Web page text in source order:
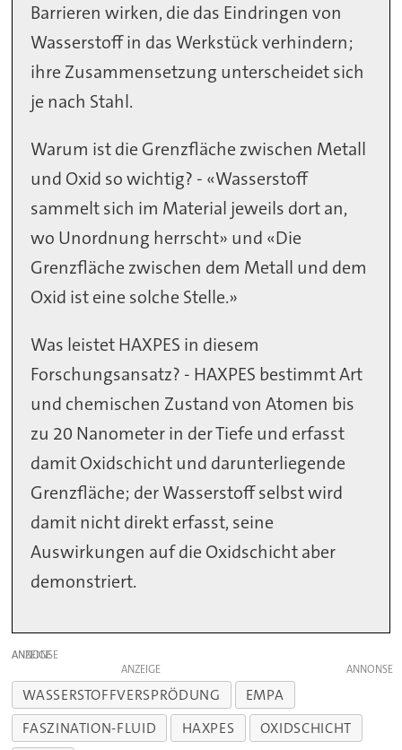
Barrieren wirken, die das Eindringen von
Wasserstoff in das Werkstück verhindern;
ihre Zusammensetzung unterscheidet sich
je nach Stahl.
Warum ist die Grenzfläche zwischen Metall
und Oxid so wichtig? - «Wasserstoff
sammelt sich im Material jeweils dort an,
wo Unordnung herrscht» und «Die
Grenzfläche zwischen dem Metall und dem
Oxid ist eine solche Stelle.»
Was leistet HAXPES in diesem
Forschungsansatz? - HAXPES bestimmt Art
und chemischen Zustand von Atomen bis
zu 20 Nanometer in der Tiefe und erfasst
damit Oxidschicht und darunterliegende
Grenzfläche; der Wasserstoff selbst wird
damit nicht direkt erfasst, seine
Auswirkungen auf die Oxidschicht aber
demonstriert.
ANZEIGE
ANZEIGE
WASSERSTOFFVERSPRÖDUNG
EMPA
FASZINATION-FLUID
HAXPES
OXIDSCHICHT